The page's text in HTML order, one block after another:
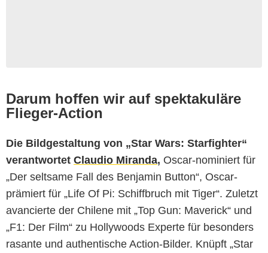
Darum hoffen wir auf spektakuläre
Flieger-Action
Die Bildgestaltung von „Star Wars: Starfighter“
verantwortet Claudio Miranda, Oscar-nominiert für
„Der seltsame Fall des Benjamin Button“, Oscar-
prämiert für „Life Of Pi: Schiffbruch mit Tiger“. Zuletzt
avancierte der Chilene mit „Top Gun: Maverick“ und
„F1: Der Film“ zu Hollywoods Experte für besonders
rasante und authentische Action-Bilder. Knüpft „Star